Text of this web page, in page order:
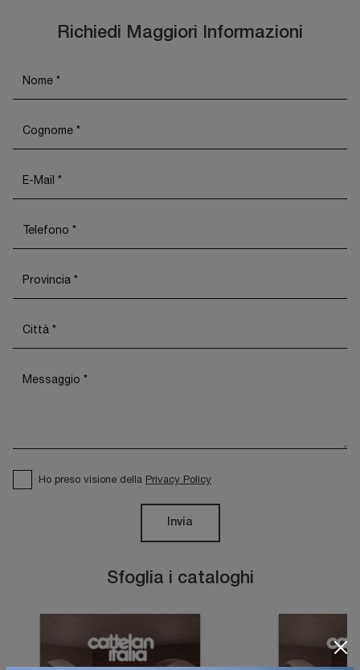
Sfoglia i cataloghi
Richiedi Maggiori Informazioni
Ho preso visione della Privacy Policy
Invia